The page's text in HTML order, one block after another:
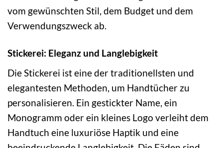
vom gewünschten Stil, dem Budget und dem
Verwendungszweck ab.
Stickerei: Eleganz und Langlebigkeit
Die Stickerei ist eine der traditionellsten und
elegantesten Methoden, um Handtücher zu
personalisieren. Ein gestickter Name, ein
Monogramm oder ein kleines Logo verleiht dem
Handtuch eine luxuriöse Haptik und eine